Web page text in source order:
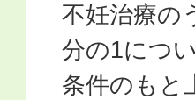
不妊治療の
分の1につ
条件のもと